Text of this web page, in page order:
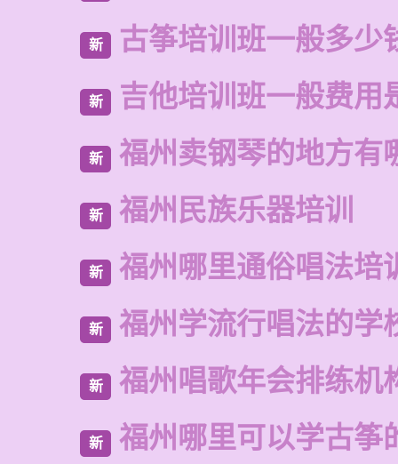
新 古筝培训班一般多少
新 吉他培训班一般费用
新 福州卖钢琴的地方有
新 福州民族乐器培训
新 福州哪里通俗唱法培
新 福州学流行唱法的学
新 福州唱歌年会排练机
新 福州哪里可以学古筝